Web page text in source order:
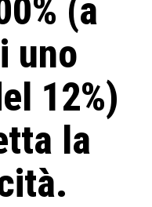
(a
uno
12%)
la